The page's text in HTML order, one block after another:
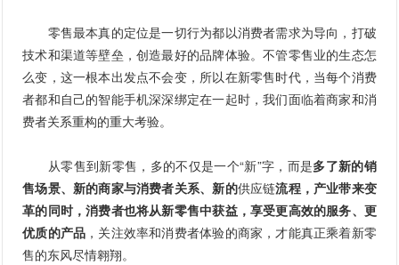
零售最本真的定位是一切行为都以消费者需求为导向，打破
技术和渠道等壁垒，创造最好的品牌体验。不管零售业的生态怎
么变，这一根本出发点不会变，所以在新零售时代，当每个消费
者都和自己的智能手机深深绑定在一起时，我们面临着商家和消
费者关系重构的重大考验。
从零售到新零售，多的不仅是一个“新”字，而是多了新的销
售场景、新的商家与消费者关系、新的供应链流程，产业带来变
革的同时，消费者也将从新零售中获益，享受更高效的服务、更
优质的产品 ，关注效率和消费者体验的商家，才能真正乘着新零
售的东风尽情翱翔。